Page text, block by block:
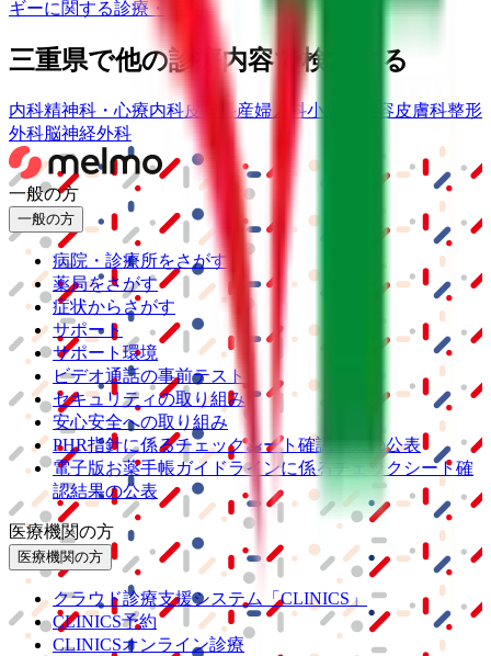
ギーに関する診療・相談
三重県で他の診療内容で検索する
内科精神科・心療内科皮膚科産婦人科小児科 美容皮膚科整形
外科脳神経外科
一般の方
一般の方
病院・診療所をさがす
薬局をさがす
症状からさがす
サポート
サポート環境
ビデオ通話の事前テスト
セキュリティの取り組み
安心安全への取り組み
PHR指針に係るチェックシート確認結果の公表
電子版お薬手帳ガイドラインに係るチェックシート確
認結果の公表
医療機関の方
医療機関の方
クラウド診療支援システム
「CLINICS」
CLINICS予約
CLINICSオンライン診療